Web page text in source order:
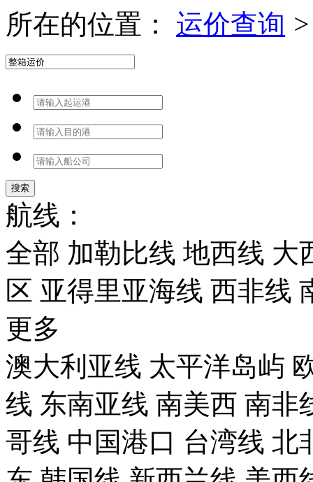
所在的位置： 运价查询 >
搜索
航线：
全部 加勒比线 地西线 大
区 亚得里亚海线 西非线
更多
澳大利亚线 太平洋岛屿
线 东南亚线 南美西 南非
哥线 中国港口 台湾线 北